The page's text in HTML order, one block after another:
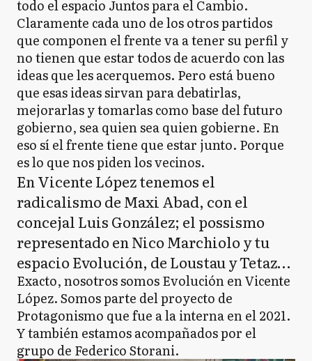
todo el espacio Juntos para el Cambio.
Claramente cada uno de los otros partidos
que componen el frente va a tener su perfil y
no tienen que estar todos de acuerdo con las
ideas que les acerquemos. Pero está bueno
que esas ideas sirvan para debatirlas,
mejorarlas y tomarlas como base del futuro
gobierno, sea quien sea quien gobierne. En
eso sí el frente tiene que estar junto. Porque
es lo que nos piden los vecinos.
En Vicente López tenemos el
radicalismo de Maxi Abad, con el
concejal Luis González; el possismo
representado en Nico Marchiolo y tu
espacio Evolución, de Loustau y Tetaz…
Exacto, nosotros somos Evolución en Vicente
López. Somos parte del proyecto de
Protagonismo que fue a la interna en el 2021.
Y también estamos acompañados por el
grupo de Federico Storani.